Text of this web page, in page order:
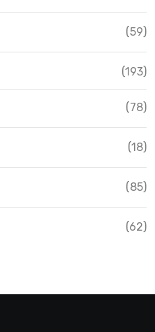
(59)
(193)
(78)
(18)
(85)
(62)